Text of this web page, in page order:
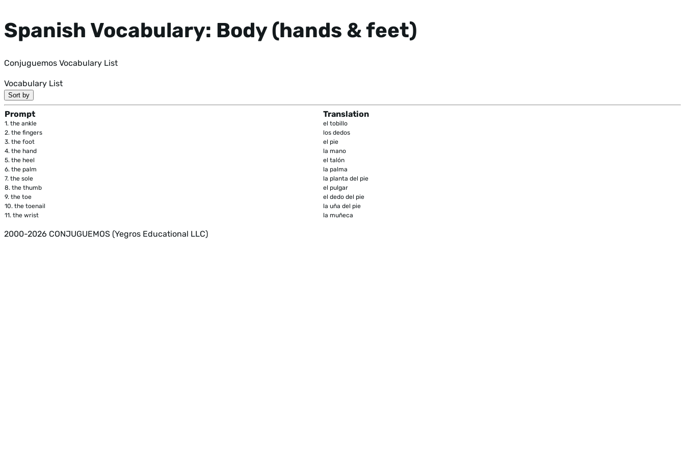
Spanish Vocabulary: Body (hands & feet)
Conjuguemos Vocabulary List
Vocabulary List
Sort by
Prompt Translation
1. the ankle
el tobillo
2. the fingers
los dedos
3. the foot
el pie
4. the hand
la mano
5. the heel
el talón
6. the palm
la palma
7. the sole
la planta del pie
8. the thumb
el pulgar
9. the toe
el dedo del pie
10. the toenail
la uña del pie
11. the wrist la muñeca
2000-2026 CONJUGUEMOS (Yegros Educational LLC)